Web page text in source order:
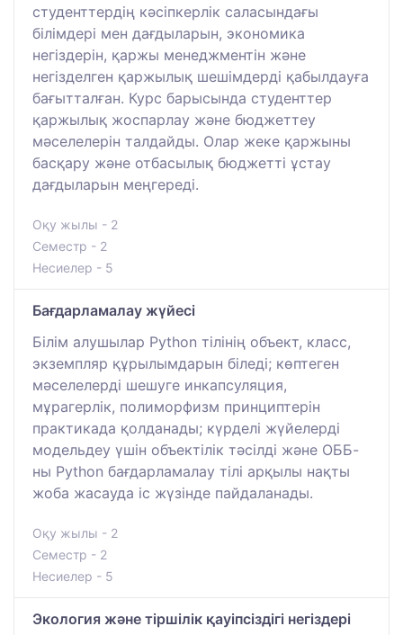
студенттердің кәсіпкерлік саласындағы
білімдері мен дағдыларын, экономика
негіздерін, қаржы менеджментін және
негізделген қаржылық шешімдерді қабылдауға
бағытталған. Курс барысында студенттер
қаржылық жоспарлау және бюджеттеу
мәселелерін талдайды. Олар жеке қаржыны
басқару және отбасылық бюджетті ұстау
дағдыларын меңгереді.
Оқу жылы - 2
Семестр - 2
Несиелер - 5
Бағдарламалау жүйесі
Білім алушылар Python тілінің объект, класс,
экземпляр құрылымдарын біледі; көптеген
мәселелерді шешуге инкапсуляция,
мұрагерлік, полиморфизм принциптерін
практикада қолданады; күрделі жүйелерді
модельдеу үшін объектілік тәсілді және ОББ-
ны Python бағдарламалау тілі арқылы нақты
жоба жасауда іс жүзінде пайдаланады.
Оқу жылы - 2
Семестр - 2
Несиелер - 5
Экология және тіршілік қауіпсіздігі негіздері